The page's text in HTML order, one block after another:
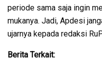
periode sama saja ingin
mukanya. Jadi, Apdesi
ujarnya kepada redaksi
Berita Terkait: